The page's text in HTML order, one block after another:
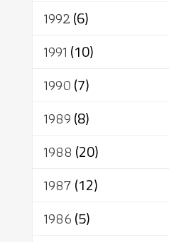
1992(6)
1991 (10)
1990(7)
1989(8)
1988 (20)
1987(12)
1986(5)